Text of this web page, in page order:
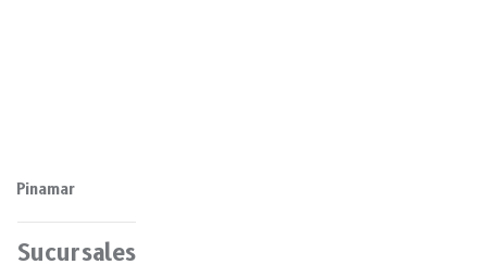
Pinamar
Sucursales